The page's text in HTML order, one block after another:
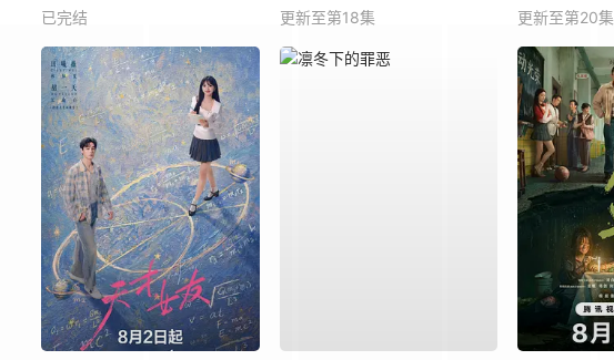
已完结
更新至第18集
更新至第20集